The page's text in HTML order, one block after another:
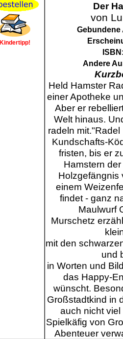
Kindertipp!
Der
von
Gebundene
Andere
Held Hamster
einer Apotheke
Aber er
Welt hinaus.
radeln
Kundschafts-
fristen, bis er
Hamstern
Holzgefängnis
einem
findet - ganz
Maulwurf
Murschetz
mit den
und
in Worten und
das Happy-
wünscht.
Großstadtkind in
auch nicht
Spielkäfig von
Abenteuer